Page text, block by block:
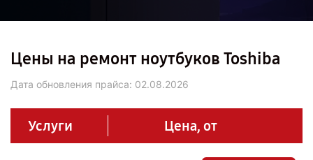
Цены на ремонт ноутбуков Toshiba
Дата обновления прайса: 02.08.2026
Услуги Цена, от